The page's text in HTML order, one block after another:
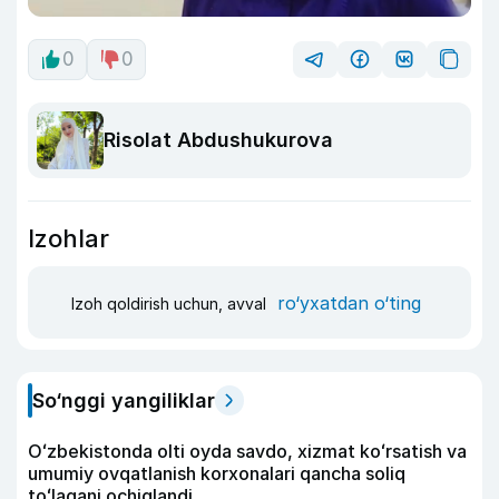
0 0
Risolat Abdushukurova
Izohlar
Izoh qoldirish uchun, avval ro‘yxatdan o‘ting
So‘nggi yangiliklar
Oʻzbekistonda olti oyda savdo, xizmat koʻrsatish va
umumiy ovqatlanish korxonalari qancha soliq